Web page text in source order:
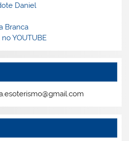
Daniel
Branca
YOUTUBE